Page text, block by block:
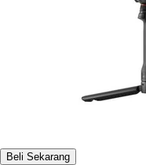
Beli Sekarang